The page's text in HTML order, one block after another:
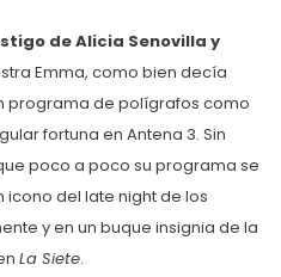
de Alicia Senovilla y
Emma, como bien decía
programa de polígrafos como
fortuna en Antena 3. Sin
poco a poco su programa se
icono del late night de los
y en un buque insignia de la
La Siete.